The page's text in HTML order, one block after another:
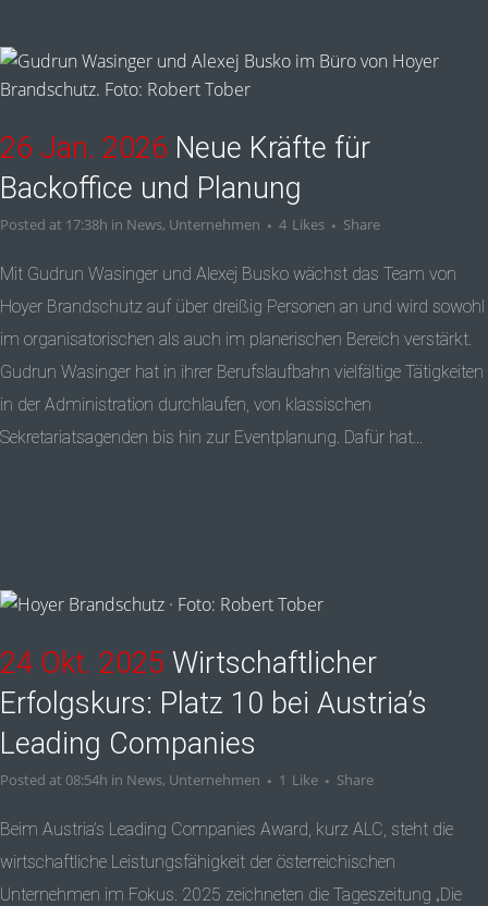
26 Jan. 2026 Neue Kräfte für
Backoffice und Planung
Posted at 17:38h in News, Unternehmen 4 Likes Share
Mit Gudrun Wasinger und Alexej Busko wächst das Team von
Hoyer Brandschutz auf über dreißig Personen an und wird sowohl
im organisatorischen als auch im planerischen Bereich verstärkt.
Gudrun Wasinger hat in ihrer Berufslaufbahn vielfältige Tätigkeiten
in der Administration durchlaufen, von klassischen
Sekretariatsagenden bis hin zur Eventplanung. Dafür hat...
24 Okt. 2025 Wirtschaftlicher
Erfolgskurs: Platz 10 bei Austria’s
Leading Companies
Posted at 08:54h in News, Unternehmen 1 Like Share
Beim Austria’s Leading Companies Award, kurz ALC, steht die
wirtschaftliche Leistungsfähigkeit der österreichischen
Unternehmen im Fokus. 2025 zeichneten die Tageszeitung „Die